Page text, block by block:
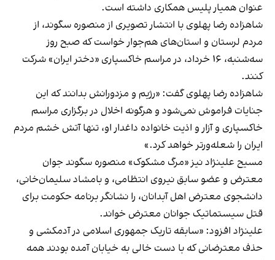
عنوان همیار پلیس همکاری داشته است.
شاهزاده رضا پهلوی با انتشار تصویری از منصوره سگوند، از
مردم لرستان و استان‌های هم‌جوار خواست که صبح روز
سه‌شنبه، ۱۶ خرداد، در مراسم خاکسپاری «دختر ایران» شرکت
کنند.
شاهزاده رضا پهلوی گفت: «رژیم و مزدورانش بدانند که این
جنایات فراموش نمی‌شود و هرگونه اخلال در برگزاری مراسم
خاکسپاری و آزار و اذیت خانواده داغدار او، تنها آتش خشم مردم
ایران را شعله‌ورتر خواهد کرد.»
مسیح علینژاد نیز «مرگ مشکوک» منصوره سگوند جوان
معترض و عضو سابق نیروی انتظامی،‌ و بامشاد سلیمان‌خانی،
دانشجوی معترض اهل آبدانان، را نشانگر برنامه حکومت برای
قتل سیستماتیک جوانان معترض خواند.
علینژاد افزود: «سابقه تاریک جمهوری اسلامی در آدمکشی و
حذف معترضانی که با دست خالی به خیابان آمده بودند همه